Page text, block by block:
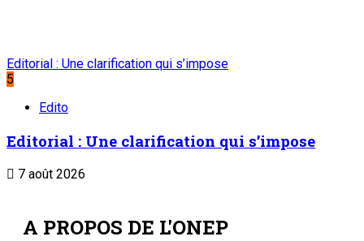
Editorial : Une clarification qui s’impose
5
Edito
Editorial : Une clarification qui s’impose
7 août 2026
A PROPOS DE L'ONEP